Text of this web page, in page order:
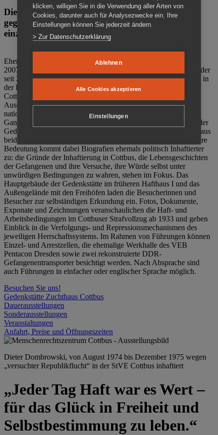
Die Gedenkstätte Zuchthaus Cottbus ist ein Ort
gegen das Vergessen. Anschaulich, nah und
einzigartig.
Ehemalige politische Häftlinge der DDR gründeten im Oktober
2007 den Verein Menschenrechtszentrum Cottbus e. V. (MRZ), der
seit 2011 Eigentümer des ehemaligen Gefängnisses (1860-2002) in
der Bautzener Straße und Träger der Gedenkstätte Zuchthaus
Cottbus ist. Im Zentrum der Arbeit der Gedenkstätte steht die
Auseinandersetzung mit politischem Unrecht während der
nationalsozialistischen Terrorherrschaft und der SED-Diktatur.
Ganzjährig zeigen mehrere Dauer- und Sonderausstellungen in der
Gedenkstätte Zuchthaus Cottbus Beispiele politischen Unrechts aus
beiden deutschen Diktaturen des 20. Jahrhunderts. Eine besondere
Bedeutung kommt dabei Biografien ehemals politisch Inhaftierter
zu: die Gründe der Inhaftierung in Cottbus, die Lebensgeschichten
der Gefangenen und ihre Versuche, ihre Würde selbst unter
unwürdigen Bedingungen zu wahren, stehen im Fokus. Das
Hauptgebäude der Gedenkstätte im früheren Hafthaus I und das
Außengelände mit den Freihöfen laden die Besucherinnen und
Besucher zur selbständigen Erkundung ein. Fotos, Dokumente,
Exponate und Zeichnungen veranschaulichen die Haft- und
Arbeitsbedingungen im Cottbuser Strafvollzug ab 1933 und geben
Einblick in die Verfolgungs- und Repressionsmechanismen des
jeweiligen Herrschaftssystems. Im Rahmen von Führungen können
Einzel- und Arrestzellen, die ehemalige Werkhalle des VEB
Pentacon Dresden sowie zwei rekonstruierte DDR-
Gefangenentransporter besichtigt werden. Nach Absprache sind
auch Führungen in einfacher oder englischer Sprache möglich.
Besuchen Sie uns!
Gedenkstätte Zuchthaus Cottbus
Dauerausstellungen
Sonderausstellungen
Veranstaltungen
Anfahrt, Preise und Öffnungszeiten
Dieter Dombrowski, von August 1974 bis Dezember 1975 wegen
„versuchter Republikflucht“ in der StVE Cottbus inhaftiert
„Jeder Tag Haft war es Wert –
für das Glück in Freiheit und
Selbstbestimmung zu leben.“
klicken, willigen Sie in die Verwendung aller Arten von
Cookies, darunter auch für Analysezwecke ein. Ihre
Einstellungen können Sie jederzeit ändern.
> Zur Datenschutzerklärung
Ablehnen
Alle Cookies akzeptieren
Einstellungen